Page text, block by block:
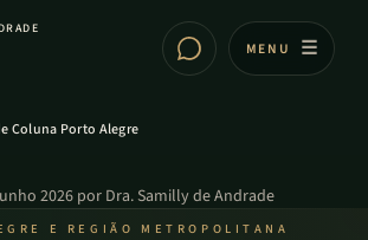
MENU
Coluna Porto Alegre
2026por Dra. Samilly de Andrade
E REGIÃO METROPOLITANA